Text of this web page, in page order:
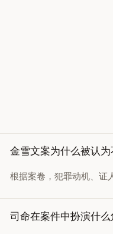
金雪文案为什么被认为
根据案卷，犯罪动机、证
司命在案件中扮演什么